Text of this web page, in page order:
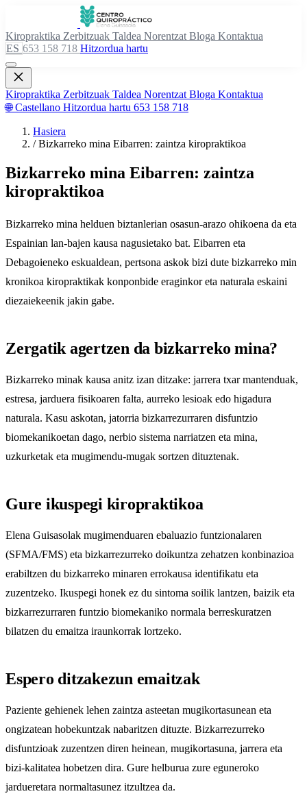
Kiropraktika Zerbitzuak Taldea Norentzat Bloga Kontaktua
ES 653 158 718 Hitzordua hartu
Kiropraktika Zerbitzuak Taldea Norentzat Bloga Kontaktua
🌐 Castellano Hitzordua hartu 653 158 718
Hasiera
/ Bizkarreko mina Eibarren: zaintza kiropraktikoa
Bizkarreko mina Eibarren: zaintza
kiropraktikoa
Bizkarreko mina helduen biztanlerian osasun-arazo ohikoena da eta
Espainian lan-bajen kausa nagusietako bat. Eibarren eta
Debagoieneko eskualdean, pertsona askok bizi dute bizkarreko min
kronikoa kiropraktikak konponbide eraginkor eta naturala eskaini
diezaiekeenik jakin gabe.
Zergatik agertzen da bizkarreko mina?
Bizkarreko minak kausa anitz izan ditzake: jarrera txar mantenduak,
estresa, jarduera fisikoaren falta, aurreko lesioak edo higadura
naturala. Kasu askotan, jatorria bizkarrezurraren disfuntzio
biomekanikoetan dago, nerbio sistema narriatzen eta mina,
uzkurketak eta mugimendu-mugak sortzen dituztenak.
Gure ikuspegi kiropraktikoa
Elena Guisasolak mugimenduaren ebaluazio funtzionalaren
(SFMA/FMS) eta bizkarrezurreko doikuntza zehatzen konbinazioa
erabiltzen du bizkarreko minaren errokausa identifikatu eta
zuzentzeko. Ikuspegi honek ez du sintoma soilik lantzen, baizik eta
bizkarrezurraren funtzio biomekaniko normala berreskuratzen
bilatzen du emaitza iraunkorrak lortzeko.
Espero ditzakezun emaitzak
Paziente gehienek lehen zaintza asteetan mugikortasunean eta
ongizatean hobekuntzak nabaritzen dituzte. Bizkarrezurreko
disfuntzioak zuzentzen diren heinean, mugikortasuna, jarrera eta
bizi-kalitatea hobetzen dira. Gure helburua zure eguneroko
jardueretara normaltasunez itzultzea da.